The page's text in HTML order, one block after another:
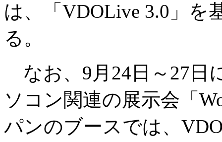
は、「VDOLive 3.0」を
る。
なお、9月24日～27日
ソコン関連の展示会「
パンのブースでは、